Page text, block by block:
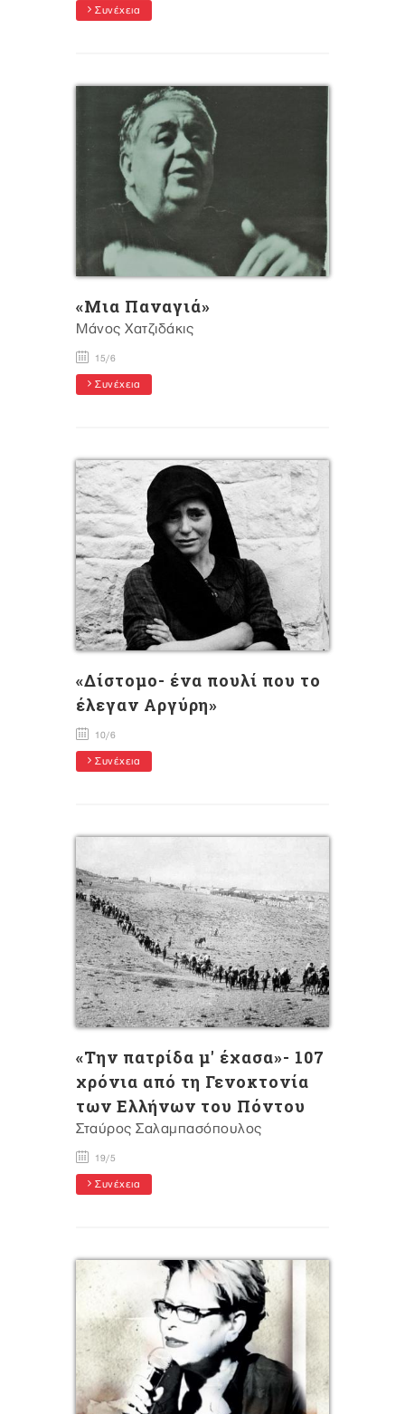
Συνέχεια
«Μια Παναγιά»
Μάνος Χατζιδάκις
15/6
Συνέχεια
«Δίστομο- ένα πουλί που το
έλεγαν Αργύρη»
10/6
Συνέχεια
«Την πατρίδα μ' έχασα»- 107
χρόνια από τη Γενοκτονία
των Ελλήνων του Πόντου
Σταύρος Σαλαμπασόπουλος
19/5
Συνέχεια